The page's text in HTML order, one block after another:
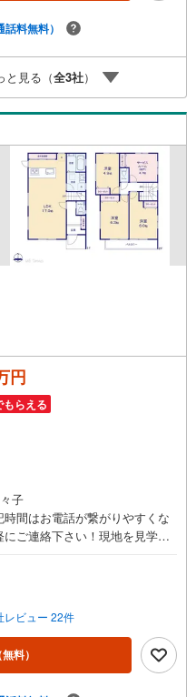
て頂きます！詳しくはスタッ
ルドスペース、授乳室、ベビ
リーに優しい『あったら良い
浄水サーバー、紙おむつ、ア
各ブースモニター等
話料無料）
と見る（全3社）
円
もらえる
子
間はお電話が繋がりやすくな
ご連絡下さい！現地を見学さ
けますとスムーズにご案内が
学、ご来店後にアンケート記
カードプレゼント（1組様1回
件情報をご紹介3.不動産ご購
ステムご検討中のお客様、ご紹
、000円分プレゼント更にご紹介
レビュー 22件
無料）